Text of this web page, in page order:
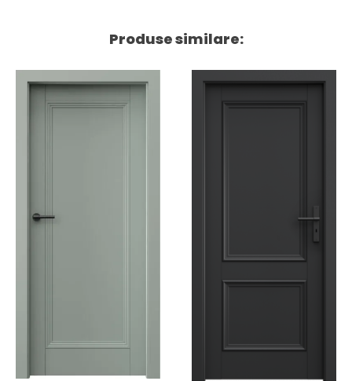
Produse similare: